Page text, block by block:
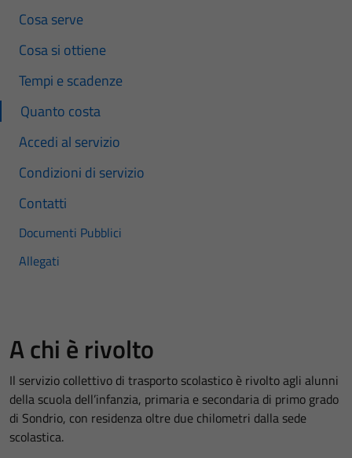
Cosa serve
Cosa si ottiene
Tempi e scadenze
Quanto costa
Accedi al servizio
Condizioni di servizio
Contatti
Documenti Pubblici
Allegati
A chi è rivolto
Il servizio collettivo di trasporto scolastico è rivolto agli alunni
della scuola dell’infanzia, primaria e secondaria di primo grado
di Sondrio, con residenza oltre due chilometri dalla sede
scolastica.